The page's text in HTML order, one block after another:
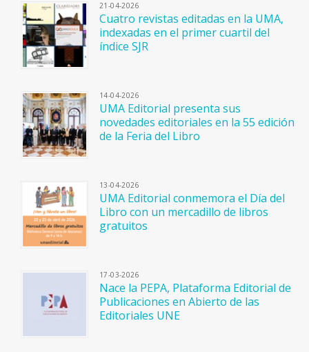
21-04-2026
Cuatro revistas editadas en la UMA,
indexadas en el primer cuartil del
índice SJR
14-04-2026
UMA Editorial presenta sus
novedades editoriales en la 55 edición
de la Feria del Libro
13-04-2026
UMA Editorial conmemora el Día del
Libro con un mercadillo de libros
gratuitos
17-03-2026
Nace la PEPA, Plataforma Editorial de
Publicaciones en Abierto de las
Editoriales UNE